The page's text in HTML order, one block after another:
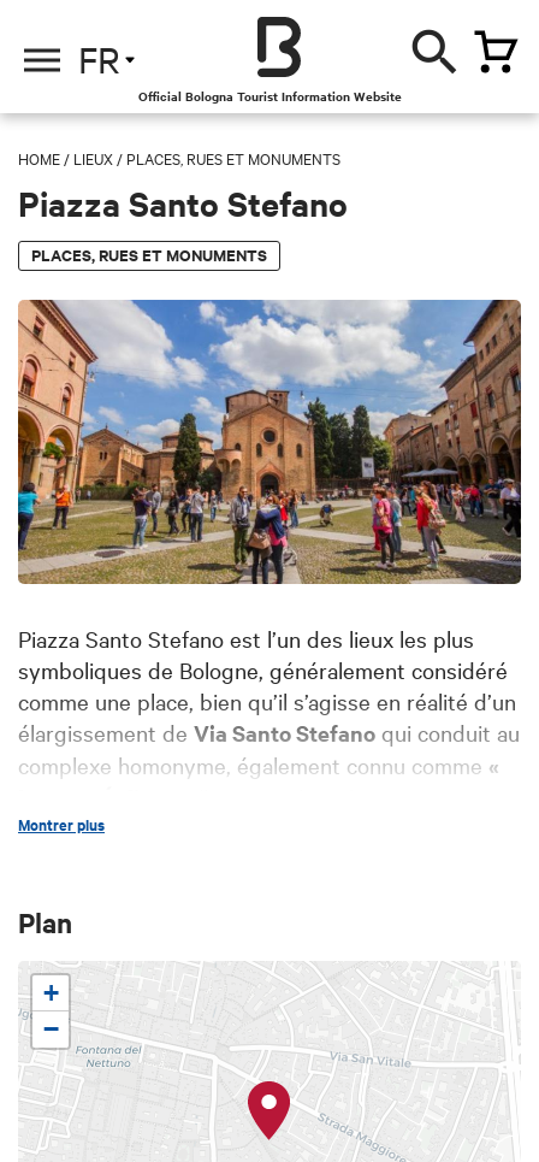
FR
Official Bologna Tourist Information Website
HOME / LIEUX / PLACES, RUES ET MONUMENTS
Piazza Santo Stefano
PLACES, RUES ET MONUMENTS
Piazza Santo Stefano est l’un des lieux les plus
symboliques de Bologne, généralement considéré
comme une place, bien qu’il s’agisse en réalité d’un
élargissement de Via Santo Stefano qui conduit au
complexe homonyme, également connu comme «
La place, dominée par la Basilique Santo Stefano,
Bolognini Amorini Salina,
siècle.
Aujourd’hui la place est souvent employée pour
accueillir desmanifestations culturelles et des
concertes.
Montrer plus
Plan
+
−